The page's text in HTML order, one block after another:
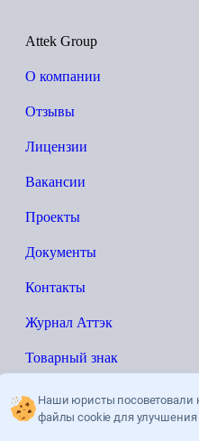
Наши юристы посоветовали
файлы cookie для улучшения
Attek Group
О компании
Отзывы
Лицензии
Вакансии
Проекты
Документы
Контакты
Журнал Аттэк
Товарный знак